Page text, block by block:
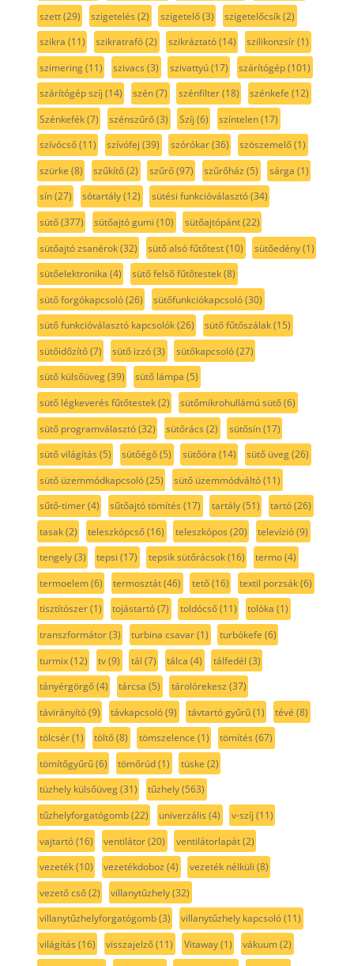
szett(29) szigetelés (2) szigetelő(3) szigetelőcsík(2)
szikra (11) szikratrafó(2) szikráztató(14) szilikonzsír(1)
szimering(11) szivacs (3) szivattyú(17) szárítógép(101)
szárítógép szíj (14) szén(7) szénfilter(18) szénkefe (12)
Szénkefék(7) szénszűrő(3) Szíj (6) színtelen(17)
szívócső(11) szívófej (39) szórókar(36) szöszemelő(1)
szürke (8) szűkítő(2) szűrő(97) szűrőház (5) sárga (1)
sín(27) sótartály(12) sütési funkcióválasztó(34)
sütő(377) sütőajtó gumi (10) sütőajtópánt(22)
sütőajtó zsanérok(32) sütő alsó fűtőtest(10) sütőedény(1)
sütőelektronika (4) sütő felső fűtőtestek(8)
sütő forgókapcsoló(26) sütőfunkciókapcsoló(30)
sütő funkcióválasztó kapcsolók(26) sütő fűtőszálak(15)
sütőidőzítő(7) sütő izzó(3) sütőkapcsoló(27)
sütő külsőüveg(39) sütő lámpa (5)
sütő légkeverés fűtőtestek(2) sütőmikrohullámú sütő(6)
sütő programválasztó(32) sütőrács (2) sütősín(17)
sütő világítás (5) sütőégő(5) sütőóra (14) sütő üveg(26)
sütő üzemmódkapcsoló(25) sütő üzemmódváltó(11)
sűtő-timer(4) sűtőajtó tömítés (17) tartály(51) tartó(26)
tasak(2) teleszkópcső(16) teleszkópos (20) televízió(9)
tengely(3) tepsi (17) tepsik sütőrácsok(16) termo(4)
termoelem(6) termosztát(46) tető(16) textil porzsák(6)
tisztítószer(1) tojástartó(7) toldócső(11) tolóka (1)
transzformátor(3) turbina csavar(1) turbókefe (6)
turmix(12) tv(9) tál (7) tálca (4) tálfedél (3)
tányérgörgő(4) tárcsa (5) tárolórekesz (37)
távirányító(9) távkapcsoló(9) távtartó gyűrű(1) tévé (8)
tölcsér(1) töltő(8) tömszelence (1) tömítés (67)
tömítőgyűrű(6) tömőrúd(1) tüske (2)
tüzhely külsőüveg(31) tűzhely(563)
tűzhelyforgatógomb(22) univerzális (4) v-szíj (11)
vajtartó(16) ventilátor(20) ventilátorlapát(2)
vezeték(10) vezetékdoboz (4) vezeték nélküli (8)
vezető cső(2) villanytűzhely(32)
villanytűzhelyforgatógomb(3) villanytűzhely kapcsoló(11)
világítás (16) visszajelző(11) Vitaway(1) vákuum(2)